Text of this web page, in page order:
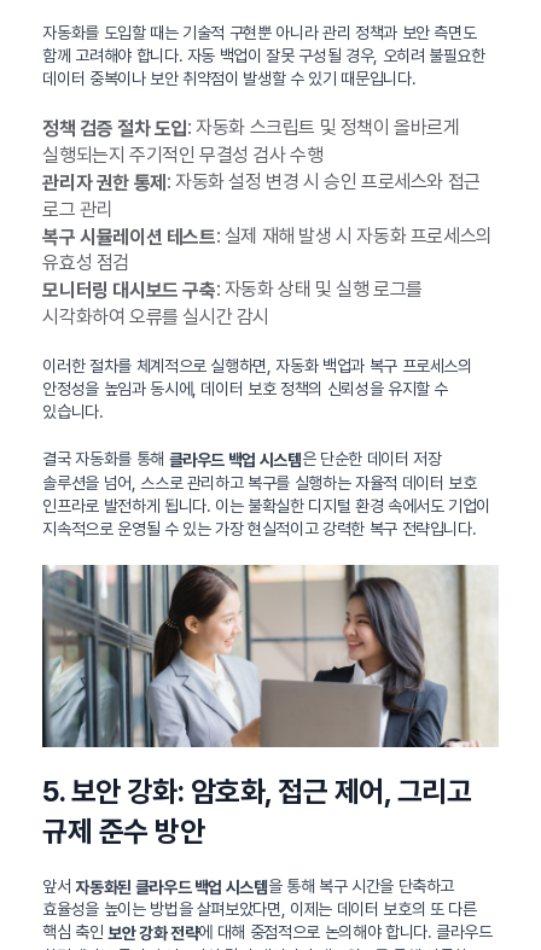
자동화를 도입할 때는 기술적 구현뿐 아니라 관리 정책과 보안 측면도
함께 고려해야 합니다. 자동 백업이 잘못 구성될 경우, 오히려 불필요한
데이터 중복이나 보안 취약점이 발생할 수 있기 때문입니다.
정책 검증 절차 도입: 자동화 스크립트 및 정책이 올바르게
실행되는지 주기적인 무결성 검사 수행
관리자 권한 통제 : 자동화 설정 변경 시 승인 프로세스와 접근
로그 관리
복구 시뮬레이션 테스트: 실제 재해 발생 시 자동화 프로세스의
유효성 점검
모니터링 대시보드 구축: 자동화 상태 및 실행 로그를
시각화하여 오류를 실시간 감시
이러한 절차를 체계적으로 실행하면, 자동화 백업과 복구 프로세스의
안정성을 높임과 동시에, 데이터 보호 정책의 신뢰성을 유지할 수
있습니다.
결국 자동화를 통해 클라우드 백업 시스템은 단순한 데이터 저장
솔루션을 넘어, 스스로 관리하고 복구를 실행하는 자율적 데이터 보호
인프라로 발전하게 됩니다. 이는 불확실한 디지털 환경 속에서도 기업이
지속적으로 운영될 수 있는 가장 현실적이고 강력한 복구 전략입니다.
5. 보안 강화: 암호화, 접근 제어, 그리고
규제 준수 방안
앞서자동화된 클라우드 백업 시스템을 통해 복구 시간을 단축하고
효율성을 높이는 방법을 살펴보았다면, 이제는 데이터 보호의 또 다른
핵심 축인보안 강화 전략에 대해 중점적으로 논의해야 합니다. 클라우드